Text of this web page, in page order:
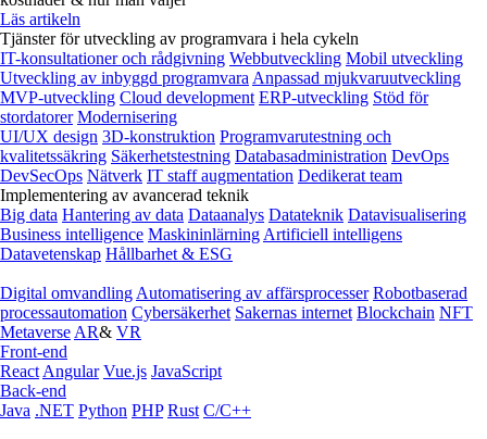
Läs artikeln
Tjänster för utveckling av programvara i hela cykeln
IT-konsultationer och rådgivning Webbutveckling Mobil utveckling
Utveckling av inbyggd programvara Anpassad mjukvaruutveckling
MVP-utveckling Cloud development ERP-utveckling Stöd för
stordatorer Modernisering
UI/UX design 3D-konstruktion Programvarutestning och
kvalitetssäkring Säkerhetstestning Databasadministration DevOps
DevSecOps Nätverk IT staff augmentation Dedikerat team
Implementering av avancerad teknik
Big data Hantering av data Dataanalys Datateknik Datavisualisering
Business intelligence Maskininlärning Artificiell intelligens
Datavetenskap Hållbarhet & ESG
Digital omvandling Automatisering av affärsprocesser Robotbaserad
processautomation Cybersäkerhet Sakernas internet Blockchain NFT
Metaverse AR& VR
Front-end
React Angular Vue.js JavaScript
Back-end
Java .NET Python PHP Rust C/C++